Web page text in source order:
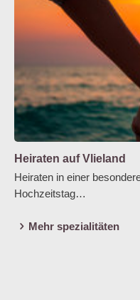
Mehr spezialitäten
Heiraten auf Vlieland
Heiraten in einer
Hochzeitstag…